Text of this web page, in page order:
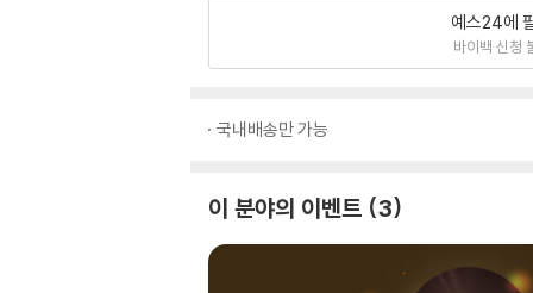
예스24에
바이백 신청
국내배송만 가능
이 분야의 이벤트 3